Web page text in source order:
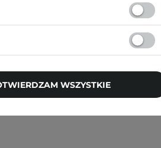
35,00 zł
zł
WSZYSTKIE